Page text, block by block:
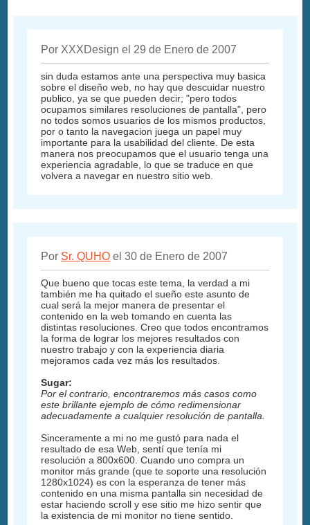
Por XXXDesign el 29 de Enero de 2007
sin duda estamos ante una perspectiva muy basica
sobre el diseño web, no hay que descuidar nuestro
publico, ya se que pueden decir; "pero todos
ocupamos similares resoluciones de pantalla", pero
no todos somos usuarios de los mismos productos,
por o tanto la navegacion juega un papel muy
importante para la usabilidad del cliente. De esta
manera nos preocupamos que el usuario tenga una
experiencia agradable, lo que se traduce en que
volvera a navegar en nuestro sitio web.
Por Sr. QUHO el 30 de Enero de 2007
Que bueno que tocas este tema, la verdad a mi
también me ha quitado el sueño este asunto de
cual será la mejor manera de presentar el
contenido en la web tomando en cuenta las
distintas resoluciones. Creo que todos encontramos
la forma de lograr los mejores resultados con
nuestro trabajo y con la experiencia diaria
mejoramos cada vez más los resultados.
Sugar:
Por el contrario, encontraremos más casos como
este brillante ejemplo de cómo redimensionar
adecuadamente a cualquier resolución de pantalla.
Sinceramente a mi no me gustó para nada el
resultado de esa Web, sentí que tenía mi
resolución a 800x600. Cuando uno compra un
monitor más grande (que te soporte una resolución
1280x1024) es con la esperanza de tener más
contenido en una misma pantalla sin necesidad de
estar haciendo scroll y ese sitio me hizo sentir que
la existencia de mi monitor no tiene sentido.